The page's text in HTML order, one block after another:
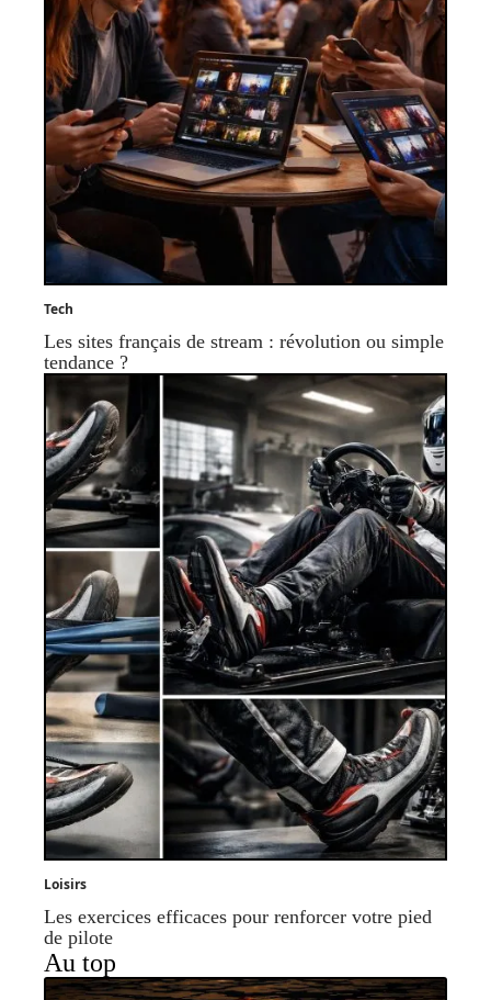
Tech
Les sites français de stream : révolution ou simple
tendance ?
Loisirs
Les exercices efficaces pour renforcer votre pied
de pilote
Au top